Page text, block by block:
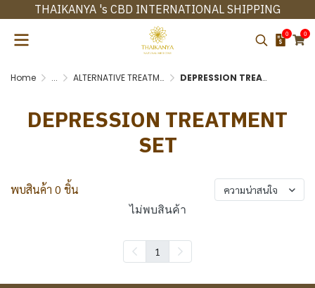
THAIKANYA 's CBD INTERNATIONAL SHIPPING
0 0
Home ... ALTERNATIVE TREATMENT SET DEPRESSION TREATMENT SET
DEPRESSION TREATMENT
SET
พบสินค้า 0 ชิ้น ความน่าสนใจ
ไม่พบสินค้า
1